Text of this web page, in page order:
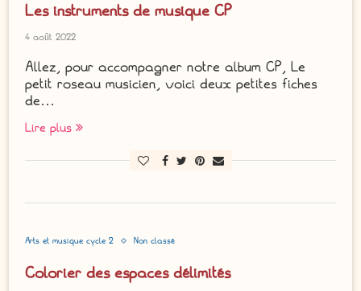
Les instruments de musique CP
4 août 2022
Allez, pour accompagner notre album CP, Le
petit roseau musicien, voici deux petites fiches
de…
Lire plus
Arts et musique cycle 2 Non classé
Colorier des espaces délimités